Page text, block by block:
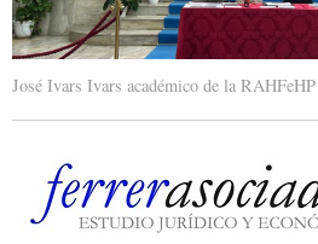
José Ivars Ivars académico de la RAHFeHP